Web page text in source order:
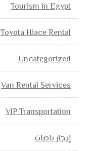
Tourism in Egypt
Toyota Hiace Rental
Uncategorized
Van Rental Services
VIP Transportation
إيجار باصات